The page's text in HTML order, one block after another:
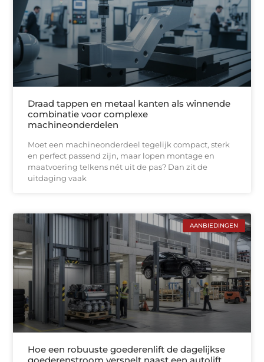
Draad tappen en metaal kanten als winnende
combinatie voor complexe
machineonderdelen
Moet een machineonderdeel tegelijk compact, sterk
en perfect passend zijn, maar lopen montage en
maatvoering telkens nét uit de pas? Dan zit de
uitdaging vaak
AANBIEDINGEN
Hoe een robuuste goederenlift de dagelijkse